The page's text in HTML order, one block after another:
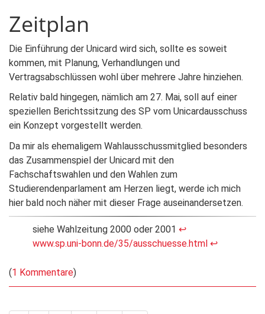
Zeitplan
Die Einführung der Unicard wird sich, sollte es soweit
kommen, mit Planung, Verhandlungen und
Vertragsabschlüssen wohl über mehrere Jahre hinziehen.
Relativ bald hingegen, nämlich am 27. Mai, soll auf einer
speziellen Berichtssitzung des SP vom Unicardausschuss
ein Konzept vorgestellt werden.
Da mir als ehemaligem Wahlausschussmitglied besonders
das Zusammenspiel der Unicard mit den
Fachschaftswahlen und den Wahlen zum
Studierendenparlament am Herzen liegt, werde ich mich
hier bald noch näher mit dieser Frage auseinandersetzen.
siehe Wahlzeitung 2000 oder 2001 ↩
www.sp.uni-bonn.de/35/ausschuesse.html ↩
(1 Kommentare)